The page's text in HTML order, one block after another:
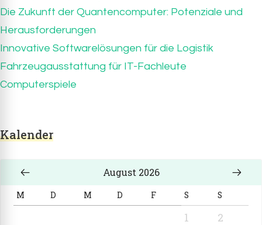
Die Zukunft der Quantencomputer: Potenziale und
Herausforderungen
Innovative Softwarelösungen für die Logistik
Fahrzeugausstattung für IT-Fachleute
Computerspiele
Kalender
August 2026
M D M D F S S
1
2